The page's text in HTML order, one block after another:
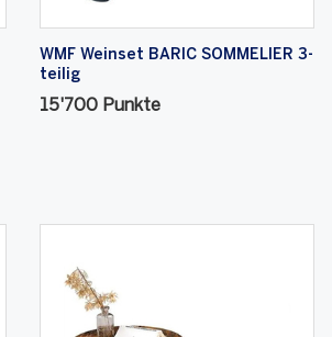
WMF Weinset BARIC SOMMELIER 3-
teilig
15'700 Punkte